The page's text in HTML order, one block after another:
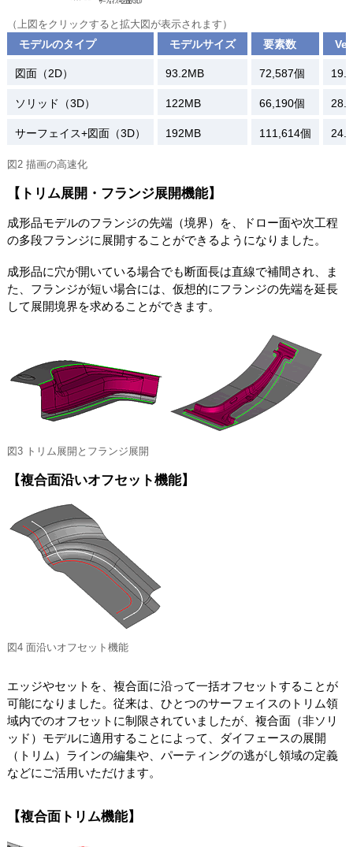
（上図をクリックすると拡大図が表示されます）
モデルのタイプ モデルサイズ 要素数
図面（2D） 93.2MB 72,587個
ソリッド（3D） 122MB 66,190個
サーフェイス+図面（3D） 192MB 111,614個
図2 描画の高速化
【トリム展開・フランジ展開機能】
成形品モデルのフランジの先端（境界）を、ドロー面や次工程
の多段フランジに展開することができるようになりました。
成形品に穴が開いている場合でも断面長は直線で補間され、ま
た、フランジが短い場合には、仮想的にフランジの先端を延長
して展開境界を求めることができます。
図3 トリム展開とフランジ展開
【複合面沿いオフセット機能】
図4 面沿いオフセット機能
エッジやセットを、複合面に沿って一括オフセットすることが
可能になりました。従来は、ひとつのサーフェイスのトリム領
域内でのオフセットに制限されていましたが、複合面（非ソリ
ッド）モデルに適用することによって、ダイフェースの展開
（トリム）ラインの編集や、パーティングの逃がし領域の定義
などにご活用いただけます。
【複合面トリム機能】